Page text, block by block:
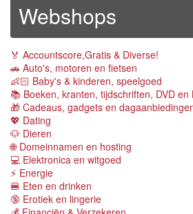
Webshops
🏅 Accountscore,Gratis & Diverse!
🚗 Auto's, motoren en fietsen
👶🏻 Baby's & kinderen, speelgoed
📚 Boeken, kranten, tijdschriften, DVD en
🎁 Cadeaus, gadgets en
💖 Dating
🐶 Dieren
🌐 Domeinnamen en hosting
💻 Elektronica en witgoed
⚡️ Energie
🍔 Eten en drinken
🔞 Erotiek en lingerie